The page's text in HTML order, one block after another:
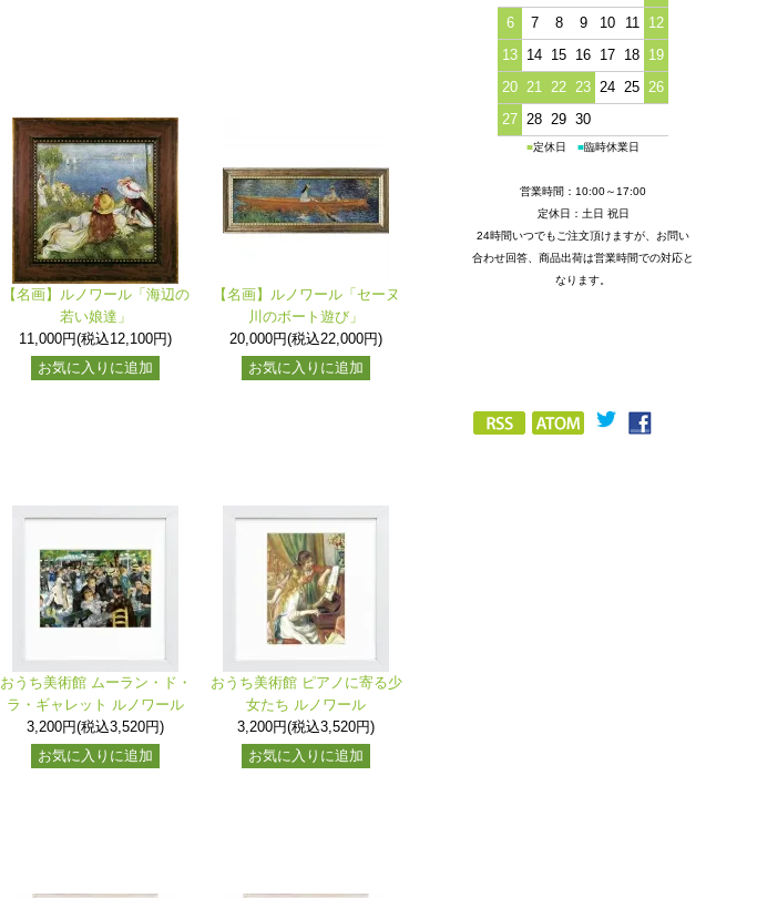
【名画】ルノワール「海辺の
若い娘達」
11,000円(税込12,100円)
お気に入りに追加
【名画】ルノワール「セーヌ
川のボート遊び」
20,000円(税込22,000円)
お気に入りに追加
おうち美術館 ムーラン・ド・
ラ・ギャレット ルノワール
3,200円(税込3,520円)
お気に入りに追加
おうち美術館 ピアノに寄る少
女たち ルノワール
3,200円(税込3,520円)
お気に入りに追加
6
7 8 9 10 11
12
13 14 15 16 17 18 19
20 21 22 23 24 25 26
27 28 29 30
■定休日 ■臨時休業日
営業時間：10:00～17:00
定休日：土日 祝日
24時間いつでもご注文頂けますが、お問い
合わせ回答、商品出荷は営業時間での対応と
なります。